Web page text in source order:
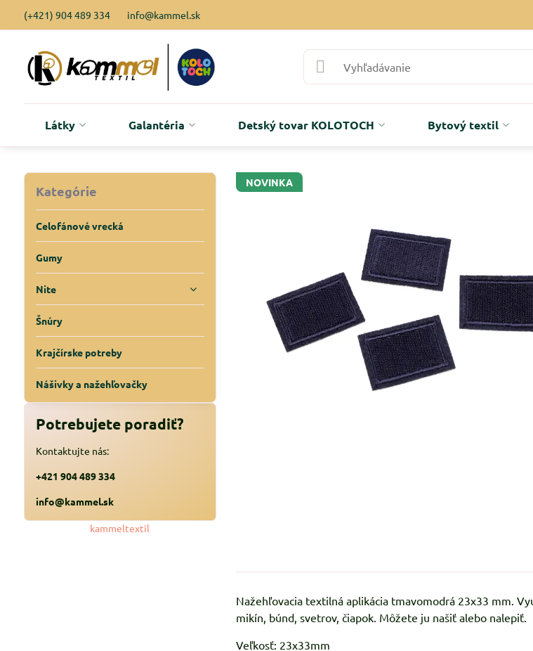
(+421) 904 489 334 info@kammel.sk
Látky Galantéria Detský tovar KOLOTOCH Bytový textil
NOVINKA
Nažehľovacia textilná aplikácia tmavomodrá 23x33 mm.
mikín, búnd, svetrov, čiapok. Môžete ju našiť alebo nalepiť.
Veľkosť: 23x33mm
Kategórie
Celofánové vrecká
Gumy
Nite
Šnúry
Krajčírske potreby
Nášivky a nažehľovačky
Potrebujete poradiť?
Kontaktujte nás:
+421 904 489 334
info@kammel.sk
kammeltextil